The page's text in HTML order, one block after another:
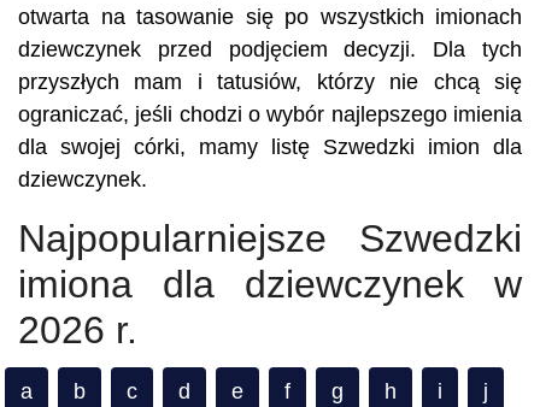
otwarta na tasowanie się po wszystkich imionach
dziewczynek przed podjęciem decyzji. Dla tych
przyszłych mam i tatusiów, którzy nie chcą się
ograniczać, jeśli chodzi o wybór najlepszego imienia
dla swojej córki, mamy listę Szwedzki imion dla
dziewczynek.
Najpopularniejsze Szwedzki
imiona dla dziewczynek w
2026 r.
a b c d e f g h i j